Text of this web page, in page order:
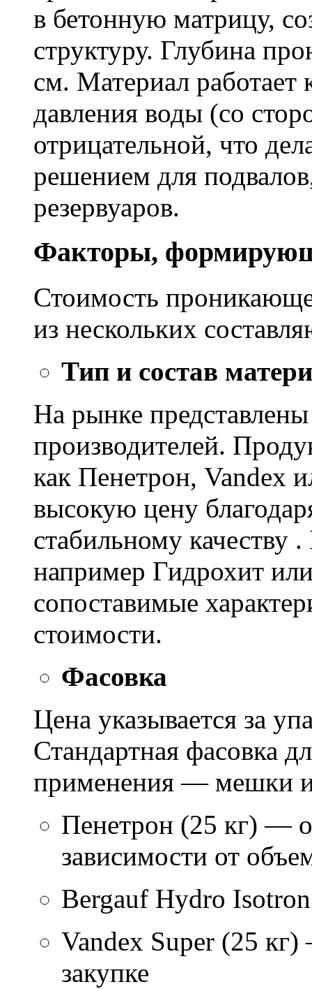
в бетонную матрицу,
структуру. Глубина
см. Материал работает
давления воды (со
отрицательной, что
решением для
резервуаров.
Факторы,
Стоимость
из нескольких
Тип и состав
На рынке
производителей.
как Пенетрон, Vandex
высокую цену
стабильному качеству
например Гидрохит
сопоставимые
стоимости.
Фасовка
Цена указывается за
Стандартная фасовка
применения — мешки
Пенетрон (25 кг) —
зависимости от
Bergauf Hydro
Vandex Super (25
закупке